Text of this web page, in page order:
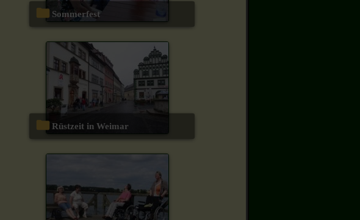
Sommerfest
Rüstzeit in Weimar